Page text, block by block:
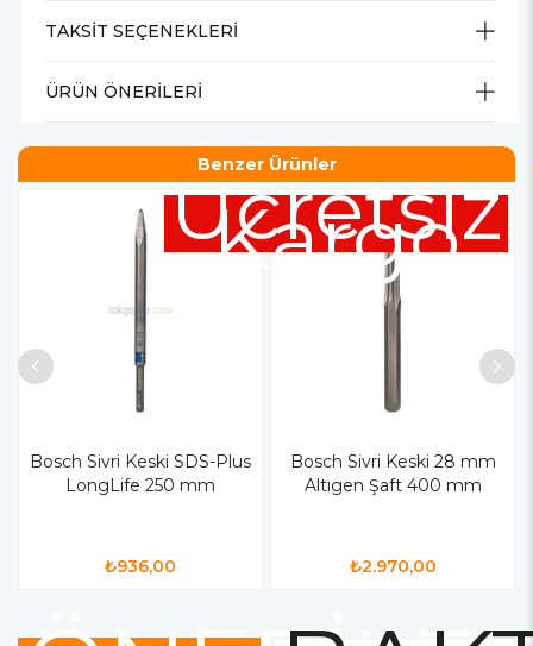
TAKSIT SEÇENEKLERI
ÜRÜN ÖNERILERI
Benzer Ürünler
Bosch Sivri Keski SDS-Plus
LongLife 250 mm
₺936,00
Bosch Sivri Keski 28 mm
Altıgen Şaft 400 mm
₺2.970,00
Ücretsiz
Kargo